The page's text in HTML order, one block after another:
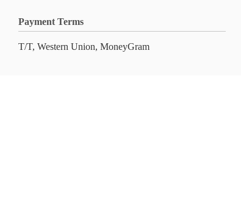
Payment Terms
T/T, Western Union, MoneyGram